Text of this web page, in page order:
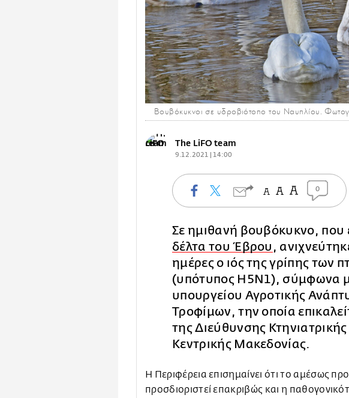
Βουβόκυκνοι σε υδροβιότοπο του Ναυπλίου.
The LiFO team
9.12.2021 | 14:00
0
Σε ημιθανή βουβόκυκνο, που
δέλτα του Έβρου ,
ημέρες ο ιός της γρίπης των
(υπότυπος Η5Ν1), σύμφωνα
υπουργείου Αγροτικής
Τροφίμων, την οποία
της Διεύθυνσης
Κεντρικής Μακεδονίας.
Η Περιφέρεια επισημαίνει ότι το αμέσως
προσδιοριστεί επακριβώς και η